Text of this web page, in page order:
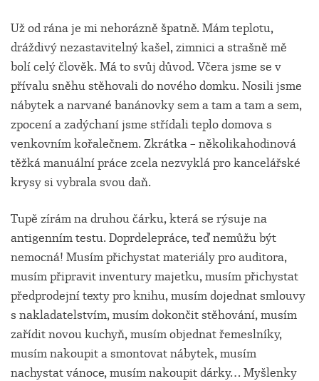
Už od rána je mi nehorázně špatně. Mám teplotu,
dráždivý nezastavitelný kašel, zimnici a strašně mě
bolí celý člověk. Má to svůj důvod. Včera jsme se v
přívalu sněhu stěhovali do nového domku. Nosili jsme
nábytek a narvané banánovky sem a tam a tam a sem,
zpocení a zadýchaní jsme střídali teplo domova s
venkovním kořalečnem. Zkrátka – několikahodinová
těžká manuální práce zcela nezvyklá pro kancelářské
krysy si vybrala svou daň.
Tupě zírám na druhou čárku, která se rýsuje na
antigenním testu. Doprdelepráce, teď nemůžu být
nemocná! Musím přichystat materiály pro auditora,
musím připravit inventury majetku, musím přichystat
předprodejní texty pro knihu, musím dojednat smlouvy
s nakladatelstvím, musím dokončit stěhování, musím
zařídit novou kuchyň, musím objednat řemeslníky,
musím nakoupit a smontovat nábytek, musím
nachystat vánoce, musím nakoupit dárky… Myšlenky